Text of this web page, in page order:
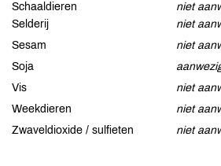
Schaaldieren
niet
Selderij
niet
Sesam
niet
Soja
Vis
niet
Weekdieren
niet
Zwaveldioxide / sulfieten
niet